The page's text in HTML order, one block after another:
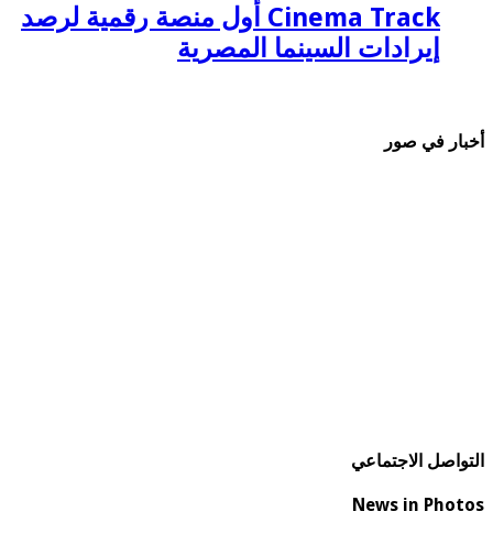
Cinema Track أول منصة رقمية لرصد
إيرادات السينما المصرية
أخبار في صور
التواصل الاجتماعي
News in Photos